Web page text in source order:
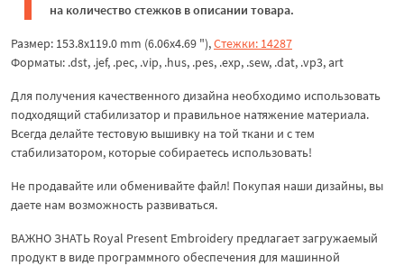
на количество стежков в описании товара.
Размер: 153.8x119.0 mm (6.06x4.69 "),Стежки: 14287
Форматы: .dst, .jef, .pec, .vip, .hus, .pes, .exp, .sew, .dat, .vp3, art
Для получения качественного дизайна необходимо использовать
подходящий стабилизатор и правильное натяжение материала.
Всегда делайте тестовую вышивку на той ткани и с тем
стабилизатором, которые собираетесь использовать!
Не продавайте или обменивайте файл! Покупая наши дизайны, вы
даете нам возможность развиваться.
ВАЖНО ЗНАТЬ Royal Present Embroidery предлагает загружаемый
продукт в виде программного обеспечения для машинной